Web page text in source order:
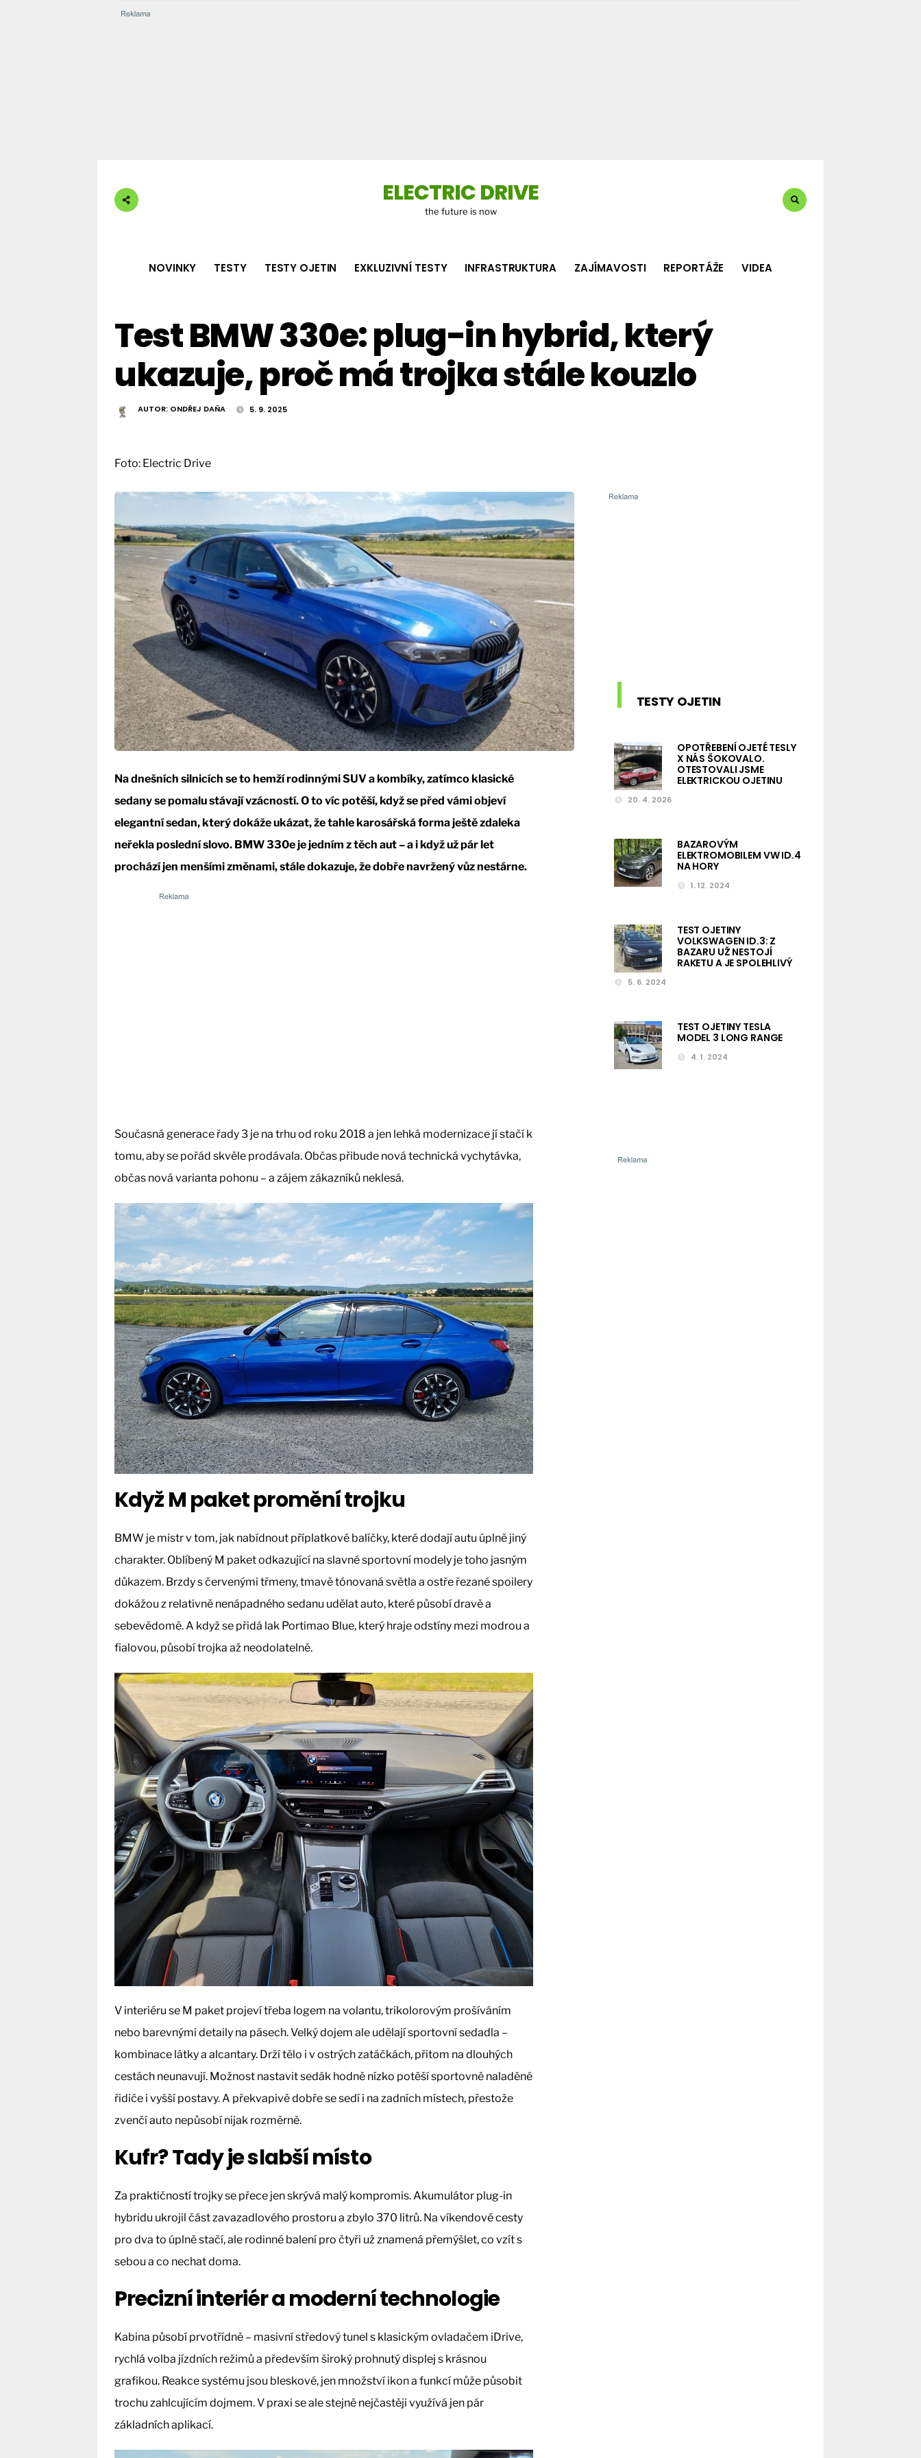
ELECTRIC DRIVE
the future is now
NOVINKY TESTY TESTY OJETIN EXKLUZIVNÍ TESTY INFRASTRUKTURA ZAJÍMAVOSTI REPORTÁŽE VIDEA
Test BMW 330e: plug-in hybrid, který
ukazuje, proč má trojka stále kouzlo
AUTOR: ONDŘEJ DAŇA 5. 9. 2025
Foto: Electric Drive
Na dnešních silnicích se to hemží rodinnými SUV a kombíky, zatímco klasické
sedany se pomalu stávají vzácností. O to víc potěší, když se před vámi objeví
elegantní sedan, který dokáže ukázat, že tahle karosářská forma ještě zdaleka
neřekla poslední slovo. BMW 330e je jedním z těch aut – a i když už pár let
prochází jen menšími změnami, stále dokazuje, že dobře navržený vůz nestárne.
Současná generace řady 3 je na trhu od roku 2018 a jen lehká modernizace jí stačí k
tomu, aby se pořád skvěle prodávala. Občas přibude nová technická vychytávka,
občas nová varianta pohonu – a zájem zákazníků neklesá.
Když M paket promění trojku
BMW je mistr v tom, jak nabídnout příplatkové balíčky, které dodají autu úplně jiný
charakter. Oblíbený M paket odkazující na slavné sportovní modely je toho jasným
důkazem. Brzdy s červenými třmeny, tmavě tónovaná světla a ostře řezané spoilery
dokážou z relativně nenápadného sedanu udělat auto, které působí dravě a
sebevědomě. A když se přidá lak Portimao Blue, který hraje odstíny mezi modrou a
fialovou, působí trojka až neodolatelně.
V interiéru se M paket projeví třeba logem na volantu, trikolorovým prošíváním
nebo barevnými detaily na pásech. Velký dojem ale udělají sportovní sedadla –
kombinace látky a alcantary. Drží tělo i v ostrých zatáčkách, přitom na dlouhých
cestách neunavují. Možnost nastavit sedák hodně nízko potěší sportovně naladěné
řidiče i vyšší postavy. A překvapivě dobře se sedí i na zadních místech, přestože
zvenčí auto nepůsobí nijak rozměrně.
Kufr? Tady je slabší místo
Za praktičností trojky se přece jen skrývá malý kompromis. Akumulátor plug-in
hybridu ukrojil část zavazadlového prostoru a zbylo 370 litrů. Na víkendové cesty
pro dva to úplně stačí, ale rodinné balení pro čtyři už znamená přemýšlet, co vzít s
sebou a co nechat doma.
Precizní interiér a moderní technologie
Kabina působí prvotřídně – masivní středový tunel s klasickým ovladačem iDrive,
rychlá volba jízdních režimů a především široký prohnutý displej s krásnou
grafikou. Reakce systému jsou bleskové, jen množství ikon a funkcí může působit
trochu zahlcujícím dojmem. V praxi se ale stejně nejčastěji využívá jen pár
základních aplikací.
TESTY OJETIN
OPOTŘEBENÍ OJETÉ TESLY
X NÁS ŠOKOVALO.
OTESTOVALI JSME
ELEKTRICKOU OJETINU
20. 4. 2026
BAZAROVÝM
ELEKTROMOBILEM VW ID.4
NA HORY
1. 12. 2024
TEST OJETINY
VOLKSWAGEN ID.3: Z
BAZARU UŽ NESTOJÍ
RAKETU A JE SPOLEHLIVÝ
5. 6. 2024
TEST OJETINY TESLA
MODEL 3 LONG RANGE
4. 1. 2024